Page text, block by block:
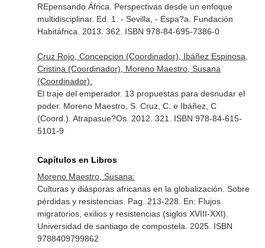
REpensando África. Perspectivas desde un enfoque
multidisciplinar. Ed. 1. - Sevilla, - Espa?a. Fundación
Habitáfrica. 2013. 362. ISBN 978-84-695-7386-0
Cruz Rojo, Concepcion (Coordinador), Ibáñez Espinosa,
Cristina (Coordinador), Moreno Maestro, Susana
(Coordinador):
El traje del emperador. 13 propuestas para desnudar el
poder. Moreno Maestro, S. Cruz, C. e Ibáñez, C
(Coord.). Atrapasue?Os. 2012. 321. ISBN 978-84-615-
5101-9
Capítulos en Libros
Moreno Maestro, Susana:
Culturas y diásporas africanas en la globalización. Sobre
pérdidas y resistencias. Pag. 213-228. En: Flujos
migratorios, exilios y resistencias (siglos XVIII-XXI)
Universidad de santiago de compostela. 2025. ISBN
9788409799862